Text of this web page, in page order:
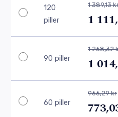
120
piller
1 389,13
1
90 piller
1 268,32
1
60 piller
966,29 kr